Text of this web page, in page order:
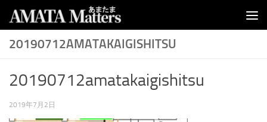
コンテンツへスキップ
20190712AMATAKAIGISHITSU
20190712amatakaigishitsu
2019年7月2日